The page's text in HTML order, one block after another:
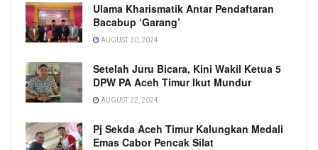
Ulama Kharismatik Antar Pendaftaran
Bacabup ‘Garang’
AUGUST 30, 2024
Setelah Juru Bicara, Kini Wakil Ketua 5
DPW PA Aceh Timur Ikut Mundur
AUGUST 22, 2024
Pj Sekda Aceh Timur Kalungkan Medali
Emas Cabor Pencak Silat